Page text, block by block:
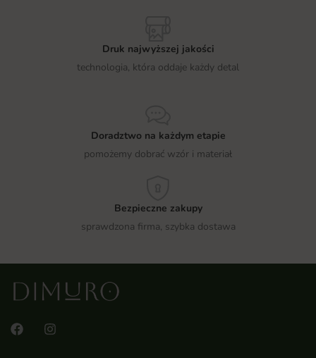
Druk najwyższej jakości
technologia, która oddaje każdy detal
Doradztwo na każdym etapie
pomożemy dobrać wzór i materiał
Bezpieczne zakupy
sprawdzona firma, szybka dostawa